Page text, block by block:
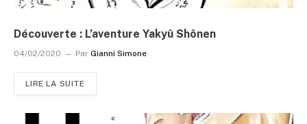
Découverte : L’aventure Yakyû Shônen
04/02/2020 Par Gianni Simone
LIRE LA SUITE